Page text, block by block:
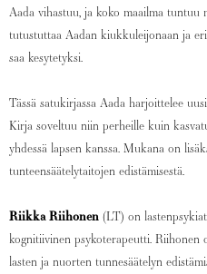
Aada vihastuu, ja koko maailma
tutustuttaa Aadan kiukkuleijonaan ja
saa kesytetyksi.
Tässä satukirjassa Aada harjoittelee
Kirja soveltuu niin perheille kuin
yhdessä lapsen kanssa. Mukana on
tunteensäätelytaitojen edistämisestä.
Riikka Riihonen (LT) on
kognitiivinen psykoterapeutti. Riihonen
lasten ja nuorten tunnesäätelyn